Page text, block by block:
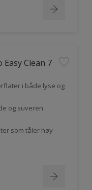
Clean 7
i både lyse og
og suveren
som tåler høy